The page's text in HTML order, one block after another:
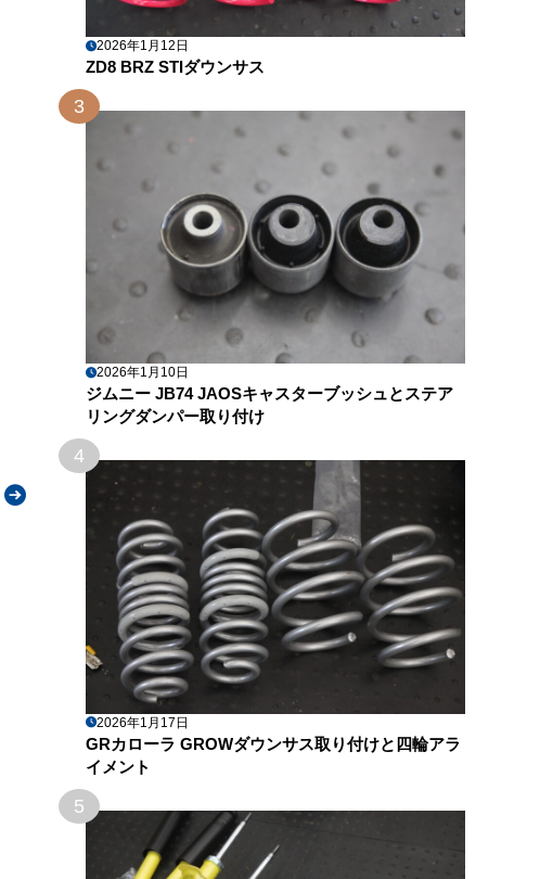
2026年1月12日
ZD8 BRZ STIダウンサス
3
2026年1月10日
ジムニー JB74 JAOSキャスターブッシュとステア
リングダンパー取り付け
4
2026年1月17日
GRカローラ GROWダウンサス取り付けと四輪アラ
イメント
5